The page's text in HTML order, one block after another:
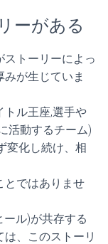
ーがある
ストーリーによっ
が生じていま
トル王座,選手や
活動するチーム)
変化し続け、相
とではありませ
ル)が共存する
、このストーリ